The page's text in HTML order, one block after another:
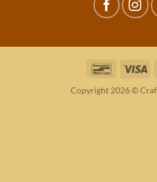
Bancontact
Copyright 2026 ©